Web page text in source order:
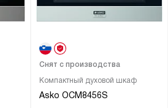
Компактный духовой шкаф
Asko OCM8456S
Снят с производства